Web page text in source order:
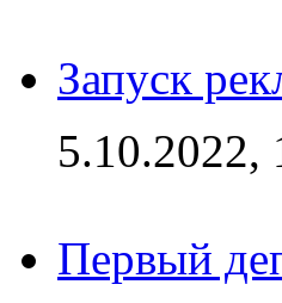
Запуск
5.10.2022,
Первый